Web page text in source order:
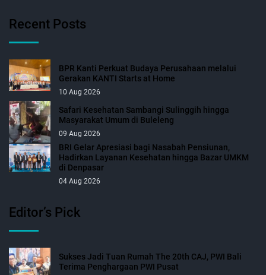
Recent Posts
BPR Kanti Perkuat Budaya Perusahaan melalui
Gerakan KANTI Starts at Home
10 Aug 2026
Safari Kesehatan Sambangi Sulinggih hingga
Masyarakat Umum di Buleleng
09 Aug 2026
BRI Gelar Apresiasi bagi Nasabah Pensiunan,
Hadirkan Layanan Kesehatan hingga Bazar UMKM
di Denpasar
04 Aug 2026
Editor’s Pick
Sukses Jadi Tuan Rumah The 20th CAJ, PWI Bali
Terima Penghargaan PWI Pusat